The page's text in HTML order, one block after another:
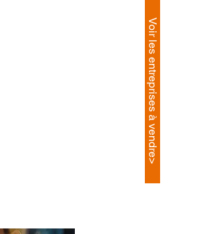
Voir les entreprises à vendre>